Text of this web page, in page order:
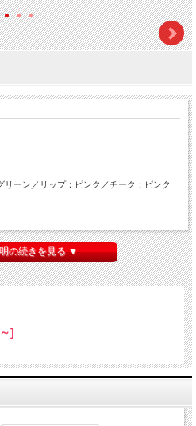
リーン／リップ：ピンク／チーク：ピンク
プロン、ヘッドドレス、タイツ、シュー
の続きを見る ▼
]